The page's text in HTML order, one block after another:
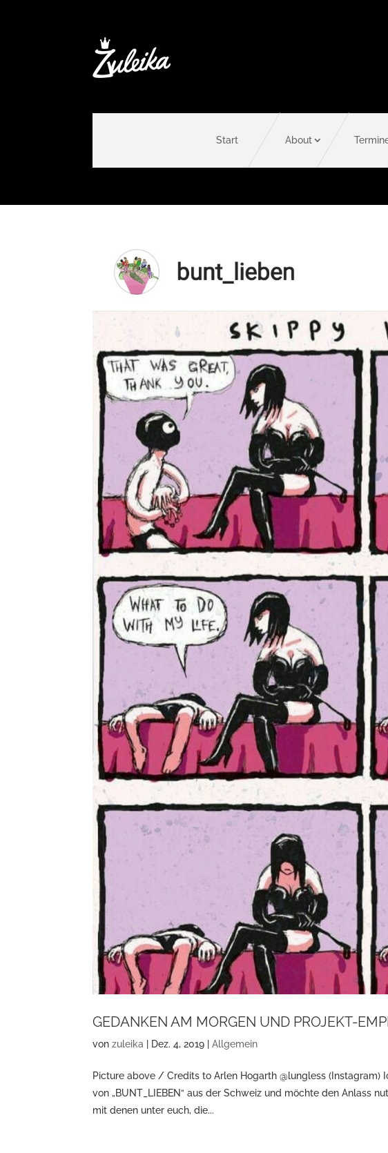
Start About
GEDANKEN AM MORGEN UND PROJEKT-
vonzuleika Dez. 4, 2019 |Allgemein
Picture above / Credits to Arlen Hogarth @lungless
von „BUNT_LIEBEN“ aus der Schweiz und möchte den Anlass
mit denen unter euch, die...